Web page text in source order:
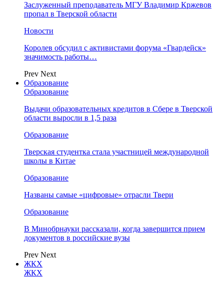
Заслуженный преподаватель МГУ Владимир Кржевов
пропал в Тверской области
Новости
Королев обсудил с активистами форума «Гвардейск»
значимость работы…
Prev Next
Образование
Образование
Выдачи образовательных кредитов в Сбере в Тверской
области выросли в 1,5 раза
Образование
Тверская студентка стала участницей международной
школы в Китае
Образование
Названы самые «цифровые» отрасли Твери
Образование
В Минобрнауки рассказали, когда завершится прием
документов в российские вузы
Prev Next
ЖКХ
ЖКХ